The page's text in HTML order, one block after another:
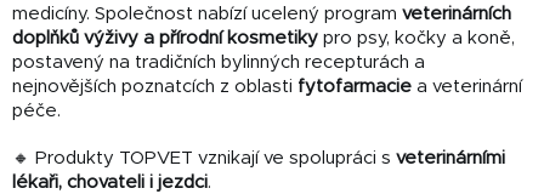
medicíny. Společnost nabízí ucelený program veterinárních
doplňků výživy a přírodní kosmetiky pro psy, kočky a koně,
postavený na tradičních bylinných recepturách a
nejnovějších poznatcích z oblasti fytofarmacie a veterinární
péče.
🔸 Produkty TOPVET vznikají ve spolupráci s veterinárními
lékaři, chovateli i jezdci.